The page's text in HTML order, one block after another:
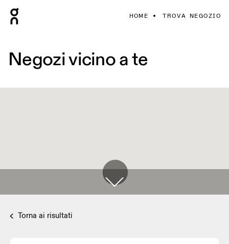
HOME TROVA NEGOZIO
Negozi vicino a te
Torna ai risultati